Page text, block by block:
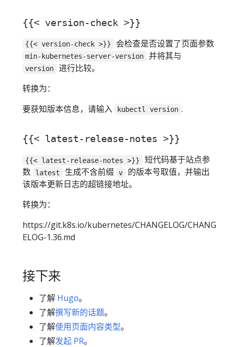
{{< version-check >}}
{{< version-check >}} 会检查是否设置了页面参数
min-kubernetes-server-version 并将其与
version
进行比较。
转换为：
要获知版本信息，请输入
kubectl version .
{{< latest-release-notes >}}
{{< latest-release-notes >}}
短代码基于站点参
数
latest 生成不含前缀 v
的版本号取值，并输出
该版本更新日志的超链接地址。
转换为：
https://git.k8s.io/kubernetes/CHANGELOG/CHANG
ELOG-1.36.md
接下来
了解 Hugo。
了解撰写新的话题。
了解使用页面内容类型。
了解发起 PR。